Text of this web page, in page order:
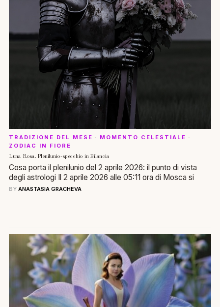
TRADIZIONE DEL MESE · MOMENTO CELESTIALE ·
ZODIAC IN FIORE
Luna Rosa. Plenilunio-specchio in Bilancia
Cosa porta il plenilunio del 2 aprile 2026: il punto di vista
degli astrologi Il 2 aprile 2026 alle 05:11 ora di Mosca si
BY ANASTASIA GRACHEVA